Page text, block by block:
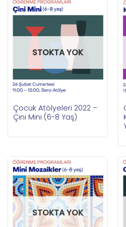
STOKTA YOK
Çocuk Atölyeleri 2022 –
Çini Mini (6-8 Yaş)
STOKTA YOK